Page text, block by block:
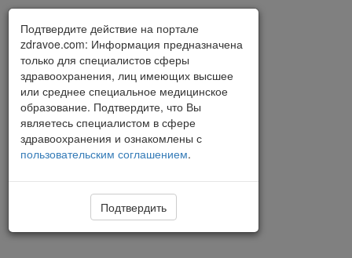
Подтвердите действие на портале
zdravoe.com: Информация предназначена
только для специалистов сферы
здравоохранения, лиц имеющих высшее
или среднее специальное медицинское
образование. Подтвердите, что Вы
являетесь специалистом в сфере
здравоохранения и ознакомлены с
пользовательским соглашением.
Подтвердить